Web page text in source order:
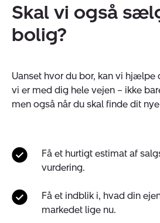
Skal vi også
bolig?
Uanset hvor du bor, kan vi hjælpe
vi er med dig hele vejen – ikke
men også når du skal finde dit
Få et hurtigt estimat af
vurdering.
Få et indblik i, hvad din
markedet lige nu.